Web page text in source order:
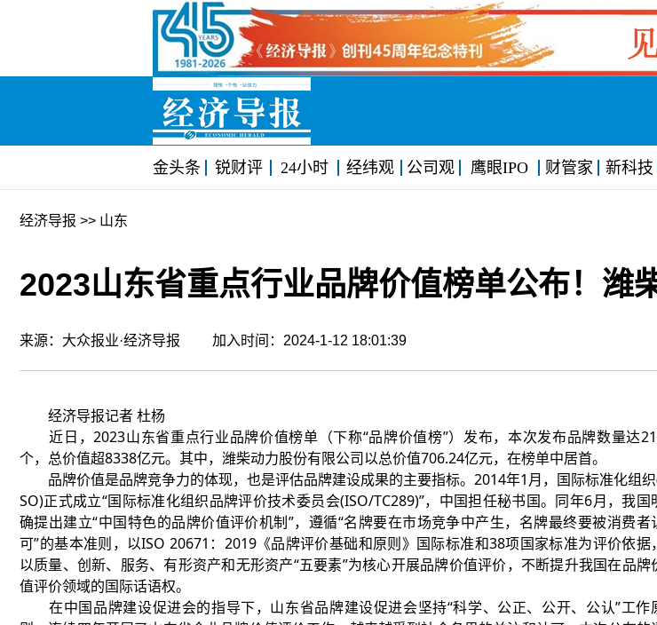
金头条 锐财评 24小时 经纬观 公司观 鹰眼IPO 财管家 新科技
经济导报 >> 山东
2023山东省重点行业品牌价值榜单公布！潍
来源：大众报业·经济导报 加入时间：2024-1-12 18:01:39
经济导报记者 杜杨
近日，2023山东省重点行业品牌价值榜单（下称“品牌价值榜”）发布，本次发布品牌数量达
个，总价值超8338亿元。其中，潍柴动力股份有限公司以总价值706.24亿元，在榜单中居首。
品牌价值是品牌竞争力的体现，也是评估品牌建设成果的主要指标。2014年1月，国际标准化组
SO)正式成立“国际标准化组织品牌评价技术委员会(ISO/TC289)”，中国担任秘书国。同年6月，我国
确提出建立“中国特色的品牌价值评价机制”，遵循“名牌要在市场竞争中产生，名牌最终要被消费者
可”的基本准则，以ISO 20671：2019《品牌评价基础和原则》国际标准和38项国家标准为评价依据，
以质量、创新、服务、有形资产和无形资产“五要素”为核心开展品牌价值评价，不断提升我国在品牌
值评价领域的国际话语权。
在中国品牌建设促进会的指导下，山东省品牌建设促进会坚持“科学、公正、公开、公认”工作